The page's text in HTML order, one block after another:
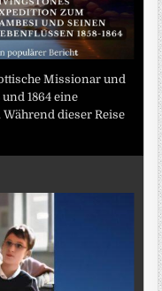
Missionar und
1864 eine
dieser Reise